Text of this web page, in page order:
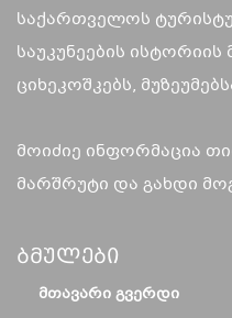
საქართველოს
საუკუნეების ისტორიის
ციხეკოშკებს,
მოიძიე ინფორმაცია
მარშრუტი და გახდი
Ბმულები
ᲛᲗᲐᲕᲐᲠᲘ ᲒᲕᲔᲠᲓᲘ